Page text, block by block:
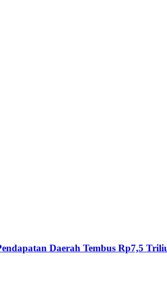
Daerah Tembus Rp7,5